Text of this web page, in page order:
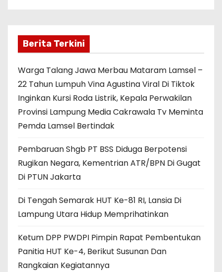
Berita Terkini
Warga Talang Jawa Merbau Mataram Lamsel –
22 Tahun Lumpuh Vina Agustina Viral Di Tiktok
Inginkan Kursi Roda Listrik, Kepala Perwakilan
Provinsi Lampung Media Cakrawala Tv Meminta
Pemda Lamsel Bertindak
Pembaruan Shgb PT BSS Diduga Berpotensi
Rugikan Negara, Kementrian ATR/BPN Di Gugat
Di PTUN Jakarta
Di Tengah Semarak HUT Ke-81 RI, Lansia Di
Lampung Utara Hidup Memprihatinkan
Ketum DPP PWDPI Pimpin Rapat Pembentukan
Panitia HUT Ke-4, Berikut Susunan Dan
Rangkaian Kegiatannya